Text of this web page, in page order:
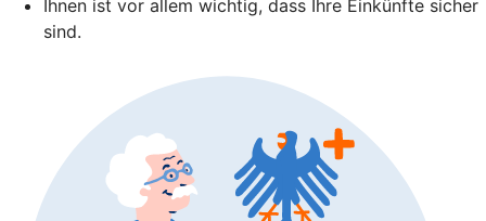
Ihnen ist vor allem wichtig, dass Ihre Einkünfte sicher
sind.